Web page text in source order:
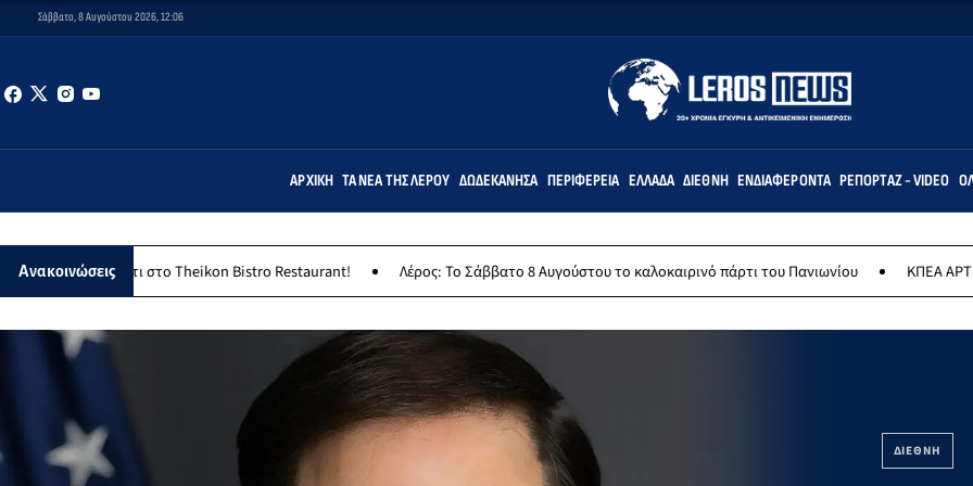
Σάββατο, 8 Αυγούστου 2026, 12:06
ΑΡΧΙΚΉ ΤΑ ΝΈΑ ΤΗΣ ΛΈΡΟΥ ΔΩΔΕΚΆΝΗΣΑ ΠΕΡΙΦΈΡΕΙΑ ΕΛΛΆΔΑ ΔΙΕΘΝΉ ΕΝΔΙΑΦΈΡΟΝΤΑ ΡΕΠΟΡΤΆΖ - VIDEO
Ανακοινώσεις
στο Theikon Bistro Restaurant! Λέρος: Το Σάββατο 8 Αυγούστου το καλοκαιρινό πάρτι του Πανιωνίου ΚΠΕΑ ΑΡΤΕΜΙΣ: Το
ΔΙΕΘΝΗ